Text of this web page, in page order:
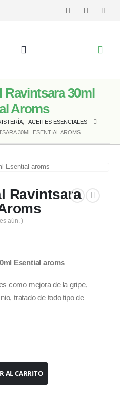
Ravintsara 30ml
Aroms
ACEITES ESENCIALES
30ML ESENTIAL AROMS
Ravintsara
aún. )
€.
Esential aroms
como mejora de la gripe,
tratado de todo tipo de
AL CARRITO